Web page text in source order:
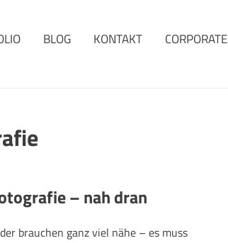
BLOG KONTAKT CORPORATE
– nah dran
brauchen ganz viel nähe – es muss